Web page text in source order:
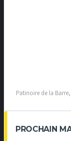
Patinoire de la
PROCHAIN